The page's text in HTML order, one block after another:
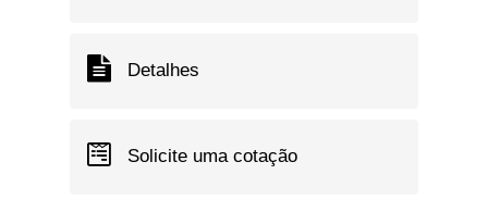
Detalhes
Solicite uma cotação